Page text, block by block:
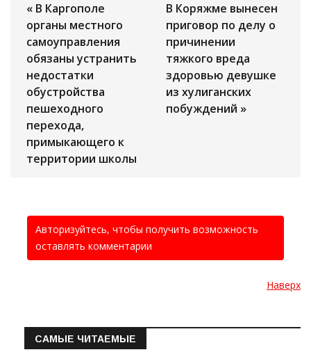
« В Каргополе
органы местного
самоуправления
обязаны устранить
недостатки
обустройства
пешеходного
перехода,
примыкающего к
территории школы
В Коряжме вынесен
приговор по делу о
причинении
тяжкого вреда
здоровью девушке
из хулиганских
побуждений »
Авторизуйтесь, чтобы получить возможность
оставлять комментарии
Наверх
САМЫЕ ЧИТАЕМЫЕ